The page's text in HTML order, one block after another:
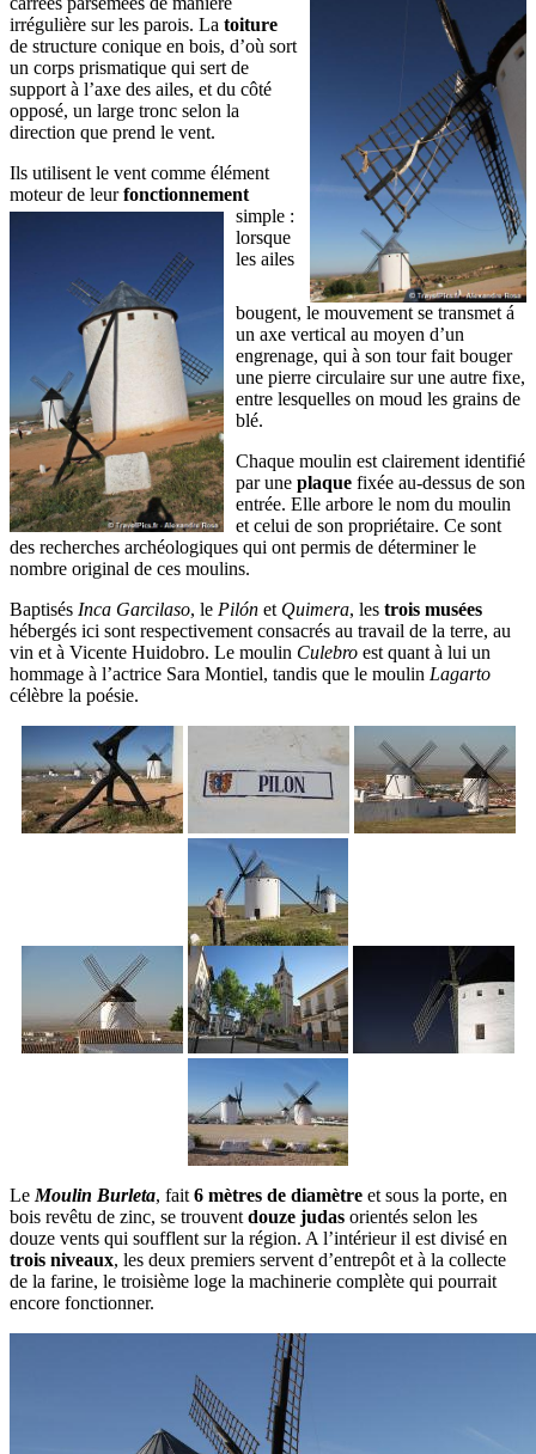
irrégulière sur les parois. La toiture
de structure conique en bois, d’où sort
un corps prismatique qui sert de
support à l’axe des ailes, et du côté
opposé, un large tronc selon la
direction que prend le vent.
Ils utilisent le vent comme élément
moteur de leurfonctionnement
simple :
lorsque
les ailes
bougent, le mouvement se transmet á
un axe vertical au moyen d’un
engrenage, qui à son tour fait bouger
une pierre circulaire sur une autre fixe,
entre lesquelles on moud les grains de
blé.
Chaque moulin est clairement identifié
par une plaque fixée au-dessus de son
entrée. Elle arbore le nom du moulin
et celui de son propriétaire. Ce sont
des recherches archéologiques qui ont permis de déterminer le
nombre original de ces moulins.
Baptisés Inca Garcilaso, le Pilón et Quimera, les trois musées
hébergés ici sont respectivement consacrés au travail de la terre, au
vin et à Vicente Huidobro. Le moulin Culebro est quant à lui un
hommage à l’actrice Sara Montiel, tandis que le moulin Lagarto
célèbre la poésie.
Le Moulin Burleta, fait 6 mètres de diamètre et sous la porte, en
bois revêtu de zinc, se trouvent douze judas orientés selon les
douze vents qui soufflent sur la région. A l’intérieur il est divisé en
trois niveaux, les deux premiers servent d’entrepôt et à la collecte
de la farine, le troisième loge la machinerie complète qui pourrait
encore fonctionner.